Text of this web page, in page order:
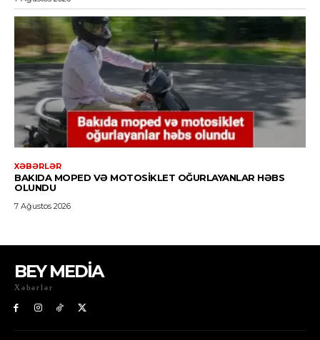
BEY MEDİA
Xəbərlər